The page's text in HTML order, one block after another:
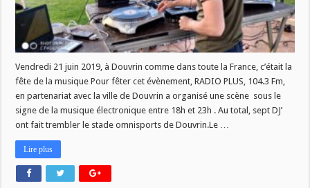
Vendredi 21 juin 2019, à Douvrin comme dans toute la France, c’était la
fête de la musique Pour fêter cet évènement, RADIO PLUS, 104.3 Fm,
en partenariat avec la ville de Douvrin a organisé une scène sous le
signe de la musique électronique entre 18h et 23h . Au total, sept DJ’
ont fait trembler le stade omnisports de Douvrin.Le …
Lire plus